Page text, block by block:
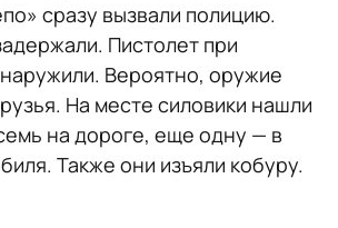
сразу вызвали полицию.
Пистолет при
Вероятно, оружие
На месте силовики нашли
на дороге, еще одну — в
Также они изъяли кобуру.